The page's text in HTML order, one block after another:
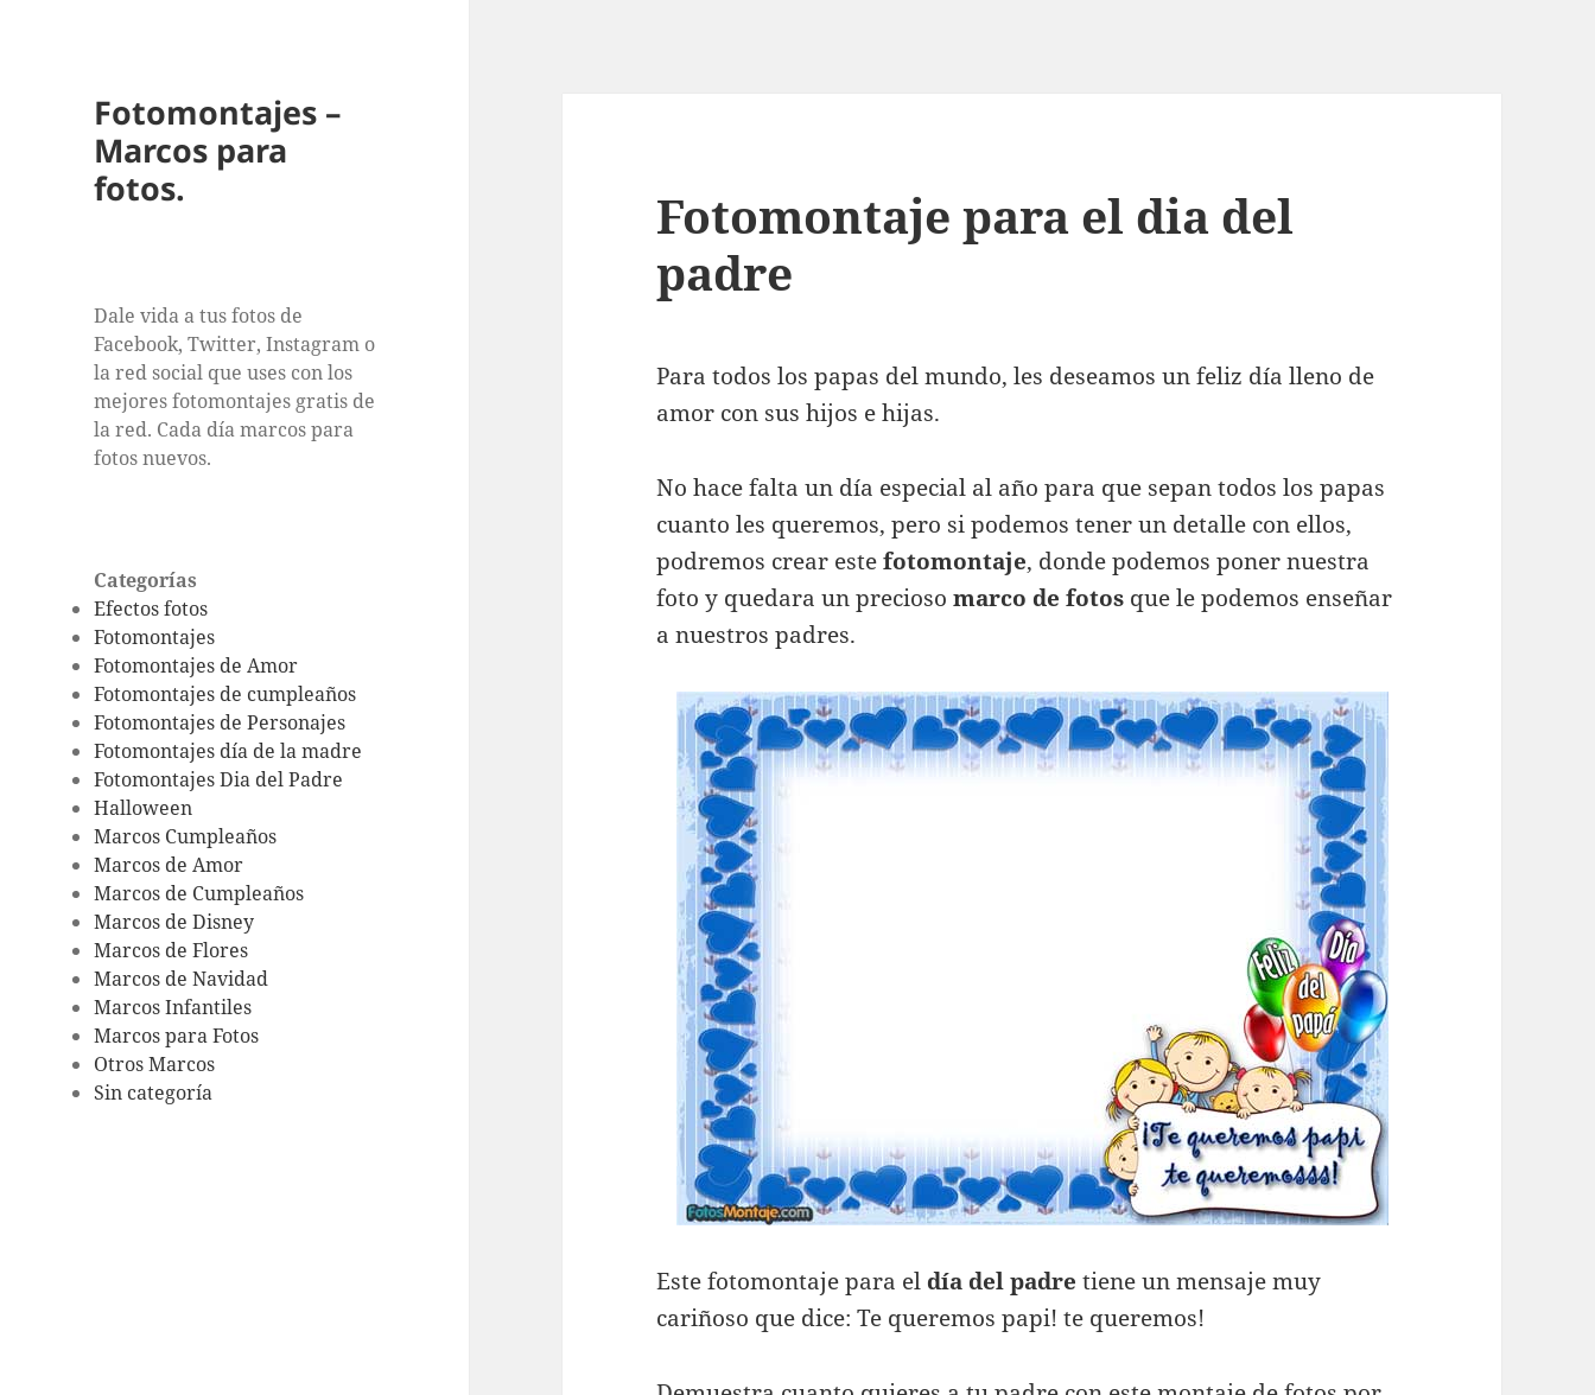
Fotomontajes –
Marcos para
fotos.
Dale vida a tus fotos de
Facebook, Twitter, Instagram o
la red social que uses con los
mejores fotomontajes gratis de
la red. Cada día marcos para
fotos nuevos.
Categorías
Efectos fotos
Fotomontajes
Fotomontajes de Amor
Fotomontajes de cumpleaños
Fotomontajes de Personajes
Fotomontajes día de la madre
Fotomontajes Dia del Padre
Halloween
Marcos Cumpleaños
Marcos de Amor
Marcos de Cumpleaños
Marcos de Disney
Marcos de Flores
Marcos de Navidad
Marcos Infantiles
Marcos para Fotos
Otros Marcos
Sin categoría
Fotomontaje para el dia del
padre
Para todos los papas del mundo, les deseamos un feliz día lleno de
amor con sus hijos e hijas.
No hace falta un día especial al año para que sepan todos los papas
cuanto les queremos, pero si podemos tener un detalle con ellos,
podremos crear estefotomontaje, donde podemos poner nuestra
foto y quedara un preciosomarco de fotos que le podemos enseñar
a nuestros padres.
Este fotomontaje para el día del padre tiene un mensaje muy
cariñoso que dice: Te queremos papi! te queremos!